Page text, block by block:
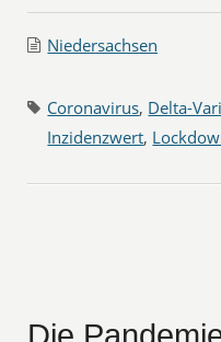
Niedersachsen
Coronavirus, Delta-
Inzidenzwert,
Die